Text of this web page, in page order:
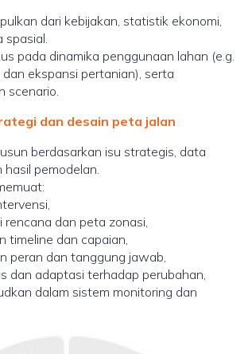
dari kebijakan, statistik ekonomi,
spasial.
pada dinamika penggunaan lahan (e.g.
ekspansi pertanian), serta
scenario.
dan desain peta jalan
berdasarkan isu strategis, data
hasil pemodelan.
rencana dan peta zonasi,
timeline dan capaian,
peran dan tanggung jawab,
dan adaptasi terhadap perubahan,
dalam sistem monitoring dan